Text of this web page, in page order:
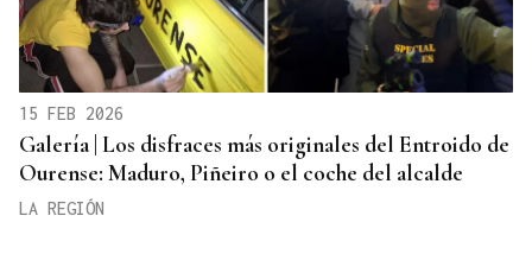
15 FEB 2026
Galería | Los disfraces más originales del Entroido de
Ourense: Maduro, Piñeiro o el coche del alcalde
LA REGIÓN